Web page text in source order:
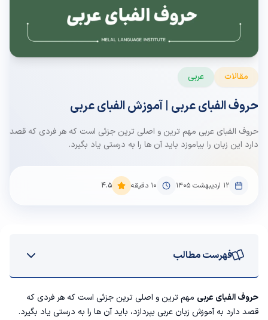
مقالات عربی
حروف الفبای عربی | آموزش الفبای عربی
حروف الفبای عربی مهم ترین و اصلی ترین جزئی است که هر فردی که قصد
دارد این زبان را بیاموزد باید آن ها را به درستی یاد بگیرد.
۱۲ اردیبهشت ۱۴۰۵ 10 دقیقه 4.5
فهرست مطالب
حروف الفبای عربی به ترتیب
حروف الفبای عربی مهم ترین و اصلی ترین جزئی است که هر فردی که
قصد دارد به آموزش زبان عربی بپردازد، باید آن ها را به درستی یاد بگیرد.